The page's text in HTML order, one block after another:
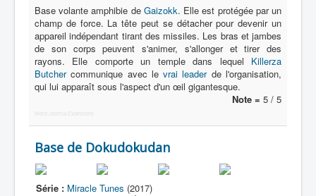
Nom
Catégorie
Base héroïque
Base ennemie
Base volante amphibie de Gaizokk. Elle est protégée par un
champ de force. La tête peut se détacher pour devenir un
appareil indépendant tirant des missiles. Les bras et jambes
de son corps peuvent s'animer, s'allonger et tirer des
rayons. Elle comporte un temple dans lequel Killerza
Butchercommunique avec levrai leaderde l'organisation,
qui lui apparaît sous l'aspect d'un œil gigantesque.
Note = 5 / 5
More Joomla Extensions
Base de Dokudokudan
Série : Miracle Tunes (2017)